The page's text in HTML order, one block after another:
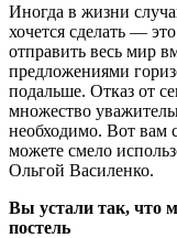
Иногда в жизни
хочется сделать —
отправить весь мир
предложениями
подальше. Отказ от
множество
необходимо. Вот вам
можете смело
Ольгой Василенко.
Вы устали так, что
постель